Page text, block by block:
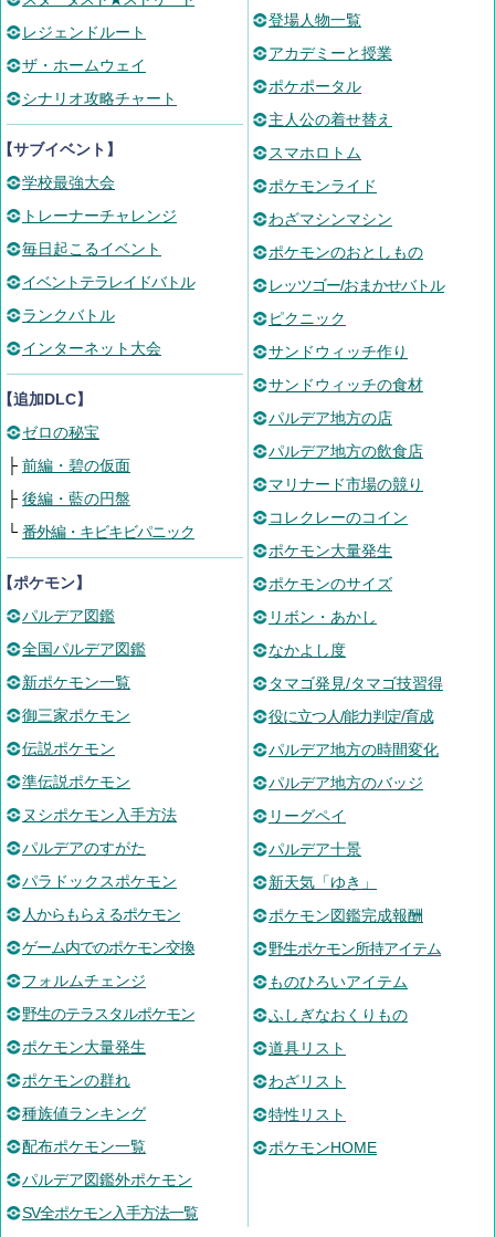
レジェンドルート
ザ・ホームウェイ
シナリオ攻略チャート
サブイベント】
学校最強大会
トレーナーチャレンジ
毎日起こるイベント
イベントテラレイドバトル
ランクバトル
インターネット大会
追加DLC】
ゼロの秘宝
├ 前編・碧の仮面
├ 後編・藍の円盤
└ 番外編・キビキビパニック
ポケモン】
パルデア図鑑
全国パルデア図鑑
新ポケモン一覧
御三家ポケモン
伝説ポケモン
準伝説ポケモン
ヌシポケモン入手方法
パルデアのすがた
パラドックスポケモン
人からもらえるポケモン
ゲーム内でのポケモン交換
フォルムチェンジ
野生のテラスタルポケモン
ポケモン大量発生
ポケモンの群れ
種族値ランキング
配布ポケモン一覧
パルデア図鑑外ポケモン
SV全ポケモン入手方法一覧
登場人物一覧
アカデミーと授業
ポケポータル
主人公の着せ替え
スマホロトム
ポケモンライド
わざマシンマシン
ポケモンのおとしもの
レッツゴー/おまかせバトル
ピクニック
サンドウィッチ作り
サンドウィッチの食材
パルデア地方の店
パルデア地方の飲食店
マリナード市場の競り
コレクレーのコイン
ポケモン大量発生
ポケモンのサイズ
リボン・あかし
なかよし度
タマゴ発見/タマゴ技習得
役に立つ人/能力判定/育成
パルデア地方の時間変化
パルデア地方のバッジ
リーグペイ
パルデア十景
新天気「ゆき」
ポケモン図鑑完成報酬
野生ポケモン所持アイテム
ものひろいアイテム
ふしぎなおくりもの
道具リスト
わざリスト
特性リスト
ポケモンHOME